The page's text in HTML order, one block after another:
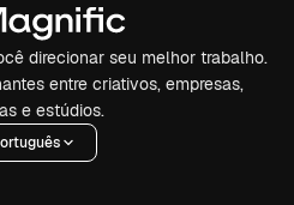
direcionar seu melhor trabalho.
entre criativos, empresas,
e estúdios.